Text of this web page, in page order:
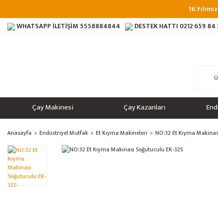
WHATSAPP İLETİŞİM 5558884844 DESTEK HATTI 0212 659 84
Çay Makinesi Çay Kazanları
Anasayfa Endüstriyel Mutfak Et Kıyma Makineleri NO:32 Et Kıyma